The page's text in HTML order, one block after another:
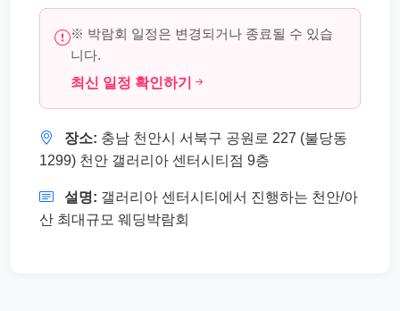
※ 박람회 일정은 변경되거나 종료될 수 있습
니다.
최신 일정 확인하기
장소: 충남 천안시 서북구 공원로 227 (불당동
1299) 천안 갤러리아 센터시티점 9층
설명: 갤러리아 센터시티에서 진행하는 천안/아
산 최대규모 웨딩박람회